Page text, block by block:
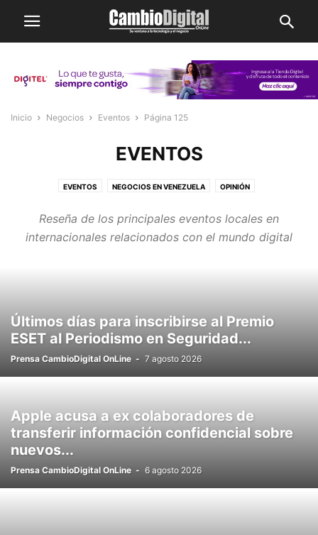
Inicio Negocios Eventos Página 125
EVENTOS
EVENTOS NEGOCIOS EN VENEZUELA OPINIÓN
Reseña de los principales eventos locales en
internacionales relacionados con el mundo digital
Últimos días para inscribirse al Premio
ESET al Periodismo en Seguridad...
Prensa CambioDigital OnLine - 7 agosto 2026
Apple acusa a ex colaboradores de
transferir información confidencial sobre
nuevos...
Prensa CambioDigital OnLine - 6 agosto 2026